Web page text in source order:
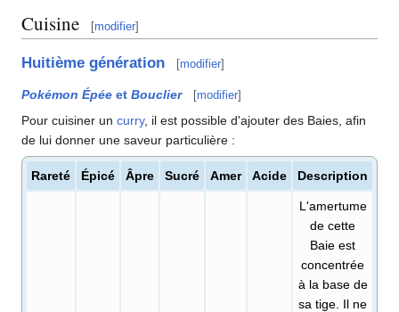
Cuisine [modifier]
Huitième génération [modifier]
Pokémon Épée et Bouclier [modifier]
Pour cuisiner un curry, il est possible d'ajouter des Baies, afin
de lui donner une saveur particulière :
Rareté Épicé Âpre Sucré Amer Acide Description
L'amertume
de cette
Baie est
concentrée
à la base de
sa tige. Il ne